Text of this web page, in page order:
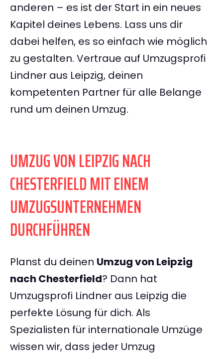
anderen – es ist der Start in ein neues
Kapitel deines Lebens. Lass uns dir
dabei helfen, es so einfach wie möglich
zu gestalten. Vertraue auf Umzugsprofi
Lindner aus Leipzig, deinen
kompetenten Partner für alle Belange
rund um deinen Umzug.
UMZUG VON LEIPZIG NACH
CHESTERFIELD MIT EINEM
UMZUGSUNTERNEHMEN
DURCHFÜHREN
Planst du deinen Umzug von Leipzig
nach Chesterfield? Dann hat
Umzugsprofi Lindner aus Leipzig die
perfekte Lösung für dich. Als
Spezialisten für internationale Umzüge
wissen wir, dass jeder Umzug